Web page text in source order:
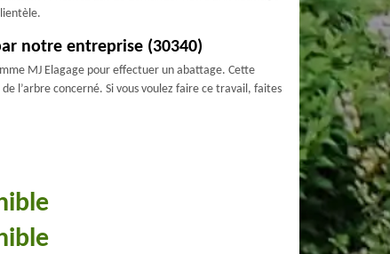
notre entreprise (30340)
MJ Elagage pour effectuer un abattage. Cette
l’arbre concerné. Si vous voulez faire ce travail, faites